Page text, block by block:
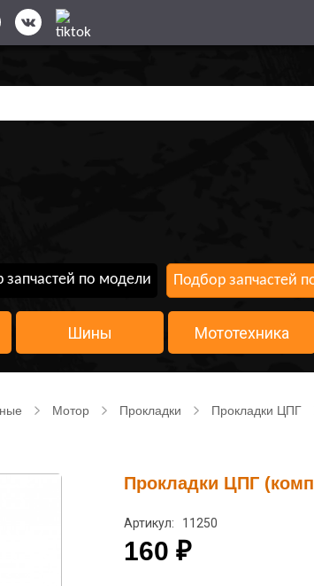
запчастей по модели Подбор запчастей
Шины Мототехника
Мотор Прокладки Прокладки ЦПГ
Прокладки ЦПГ
Артикул: 11250
160 ₽